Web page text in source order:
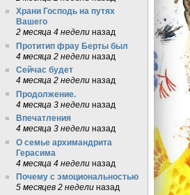
Храни Господь на путях
Вашего
2 месяца 4 неделиназад
Протитип фрау Берты был
4 месяца 2 неделиназад
Сейчас будет
4 месяца 2 неделиназад
Продолжение.
4 месяца 3 неделиназад
Впечатления
4 месяца 3 неделиназад
О семье архимандрита
Герасима
4 месяца 4 неделиназад
Почему с эмоциональностью
5 месяцев 2 неделиназад